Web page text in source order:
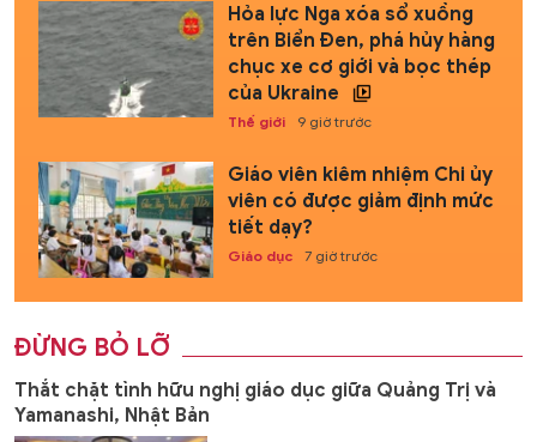
Hỏa lực Nga xóa sổ xuồng
trên Biển Đen, phá hủy hàng
chục xe cơ giới và bọc thép
của Ukraine
Thế giới 9 giờ trước
Giáo viên kiêm nhiệm Chi ủy
viên có được giảm định mức
tiết dạy?
Giáo dục 7 giờ trước
ĐỪNG BỎ LỠ
Thắt chặt tình hữu nghị giáo dục giữa Quảng Trị và
Yamanashi, Nhật Bản